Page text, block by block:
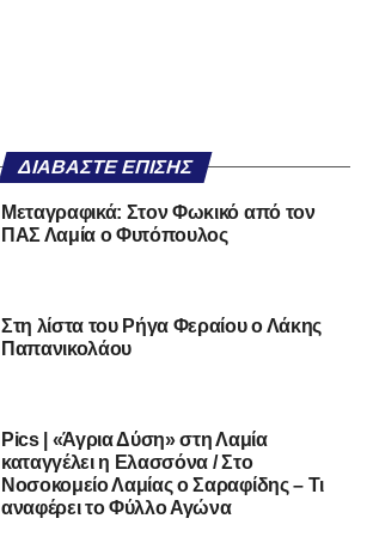
ΔΙΑΒΆΣΤΕ ΕΠΊΣΗΣ
Μεταγραφικά: Στον Φωκικό από τον
ΠΑΣ Λαμία ο Φυτόπουλος
Στη λίστα του Ρήγα Φεραίου ο Λάκης
Παπανικολάου
Pics | «Άγρια Δύση» στη Λαμία
καταγγέλει η Ελασσόνα / Στο
Νοσοκομείο Λαμίας ο Σαραφίδης – Τι
αναφέρει το Φύλλο Αγώνα